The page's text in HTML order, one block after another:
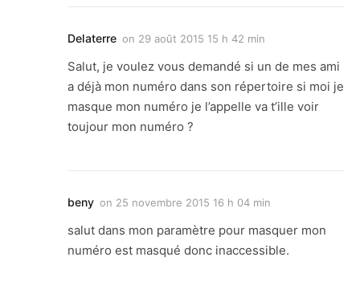
Delaterre on 29 août 2015 15 h 42 min
Salut, je voulez vous demandé si un de mes ami
a déjà mon numéro dans son répertoire si moi je
masque mon numéro je l’appelle va t’ille voir
toujour mon numéro ?
beny on 25 novembre 2015 16 h 04 min
salut dans mon paramètre pour masquer mon
numéro est masqué donc inaccessible.